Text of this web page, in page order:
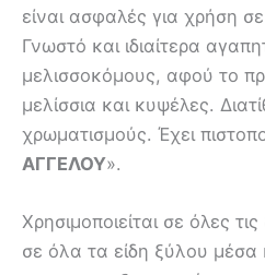
είναι ασφαλές για χρήση σε
Γνωστό και ιδιαίτερα
μελισσοκόμους, αφού το
μελίσσια και κυψέλες.
χρωματισμούς. Έχει
ΑΓΓΕΛΟΥ».
Χρησιμοποιείται σε όλες
σε όλα τα είδη ξύλου μέσα